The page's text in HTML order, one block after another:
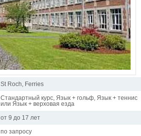
St Roch, Ferries
Стандартный курс, Язык + гольф, Язык + теннис
или Язык + верховая езда
от 9 до 17 лет
по запросу